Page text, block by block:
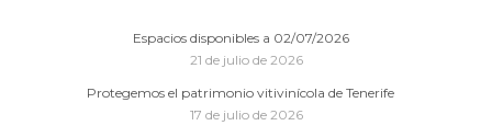
Espacios disponibles a 02/07/2026
21 de julio de 2026
Protegemos el patrimonio vitivinícola de Tenerife
17 de julio de 2026